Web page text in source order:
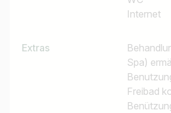
Internet
Extras
Spa)
Freibad